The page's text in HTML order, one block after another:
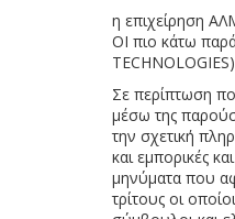
η επιχείρηση
ΟΙ πιο κάτω
Σε περίπτωση
μέσω της
την σχετική
και εμπορικές
μηνύματα που
τρίτους οι